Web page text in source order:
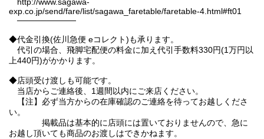
exp.co.jp/send/fare/list/sagawa_faretable/faretable-4.html#ft01
──────────
◆代金引換(佐川急便 eコレクト)も承ります。
代引の場合、飛脚宅配便の料金に加え代引手数料330円(1万円以
上440円)がかかります。
◆店頭受け渡しも可能です。
当店からご連絡後、1週間以内にご来店ください。
【注】必ず当方からの在庫確認のご連絡を待ってお越しくださ
い。
掲載品は基本的に店頭には置いておりませんので、急に
お越し頂いても商品のお渡しはできかねます。